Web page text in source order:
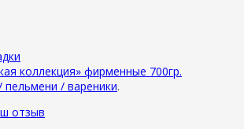
коллекция» фирменные 700гр.
пельмени / вареники.
отзыв